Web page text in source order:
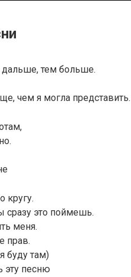
тем больше.
чем я могла представить.
кругу.
сразу это поймешь.
меня.
прав.
буду там)
эту песню